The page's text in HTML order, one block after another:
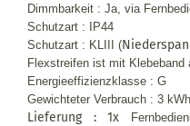
Dimmbarkeit : Ja, via
Schutzart : IP44
Schutzart : KLIII (
Flexstreifen ist mit Klebeband
Energieeffizienzklasse : G
Gewichteter Verbrauch : 3
Lieferung : 1x